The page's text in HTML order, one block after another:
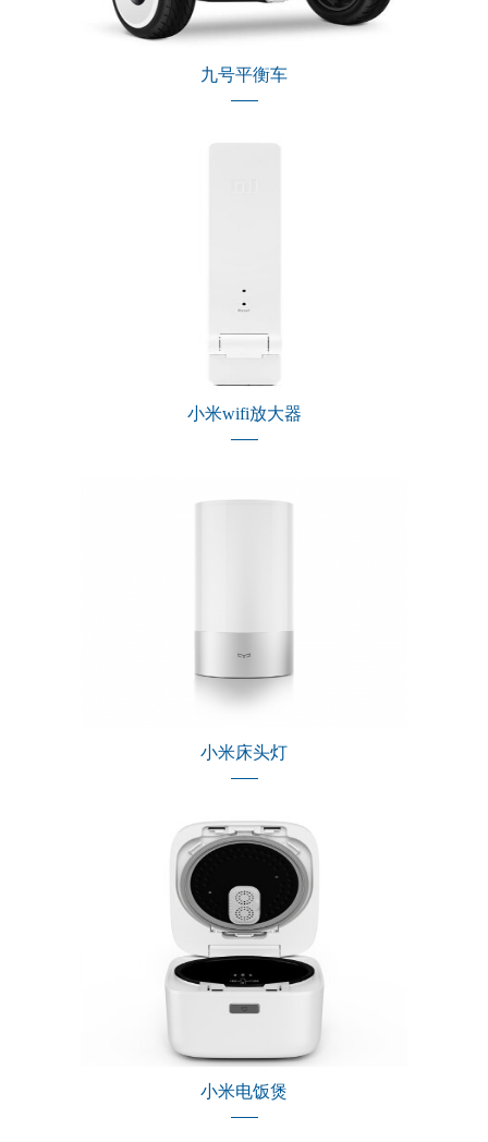
九号平衡车
小米wifi放大器
小米床头灯
小米电饭煲